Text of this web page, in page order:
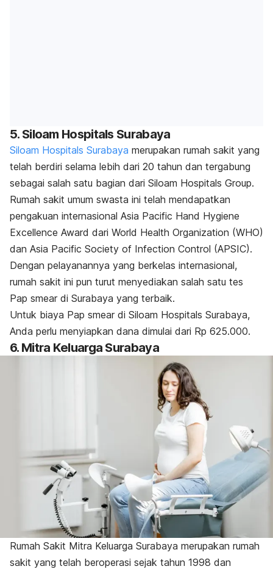
5. Siloam Hospitals Surabaya
Siloam Hospitals Surabaya merupakan rumah sakit yang
telah berdiri selama lebih dari 20 tahun dan tergabung
sebagai salah satu bagian dari Siloam Hospitals Group.
Rumah sakit umum swasta ini telah mendapatkan
pengakuan internasional Asia Pacific Hand Hygiene
Excellence Award dari World Health Organization (WHO)
dan Asia Pacific Society of Infection Control (APSIC).
Dengan pelayanannya yang berkelas internasional,
rumah sakit ini pun turut menyediakan salah satu tes
Pap smear di Surabaya yang terbaik.
Untuk biaya Pap smear di Siloam Hospitals Surabaya,
Anda perlu menyiapkan dana dimulai dari Rp 625.000.
6. Mitra Keluarga Surabaya
Rumah Sakit Mitra Keluarga Surabaya merupakan rumah
sakit yang telah beroperasi sejak tahun 1998 dan